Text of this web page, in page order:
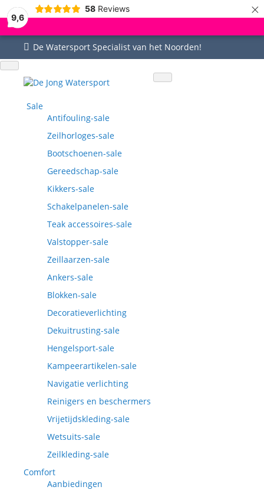
9,6
58 Reviews ×
De Watersport Specialist van het Noorden!
Uitstekende service
Sale
Antifouling-sale
Zeilhorloges-sale
Bootschoenen-sale
Gereedschap-sale
Kikkers-sale
Schakelpanelen-sale
Teak accessoires-sale
Valstopper-sale
Zeillaarzen-sale
Ankers-sale
Blokken-sale
Decoratieverlichting
Dekuitrusting-sale
Hengelsport-sale
Kampeerartikelen-sale
Navigatie verlichting
Reinigers en beschermers
Vrijetijdskleding-sale
Wetsuits-sale
Zeilkleding-sale
Comfort
Aanbiedingen